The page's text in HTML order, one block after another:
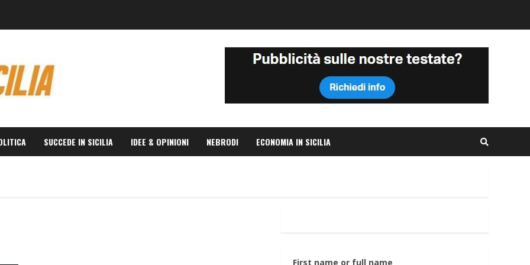
SUCCEDE IN SICILIA IDEE & OPINIONI NEBRODI ECONOMIA IN SICILIA
First name or full name